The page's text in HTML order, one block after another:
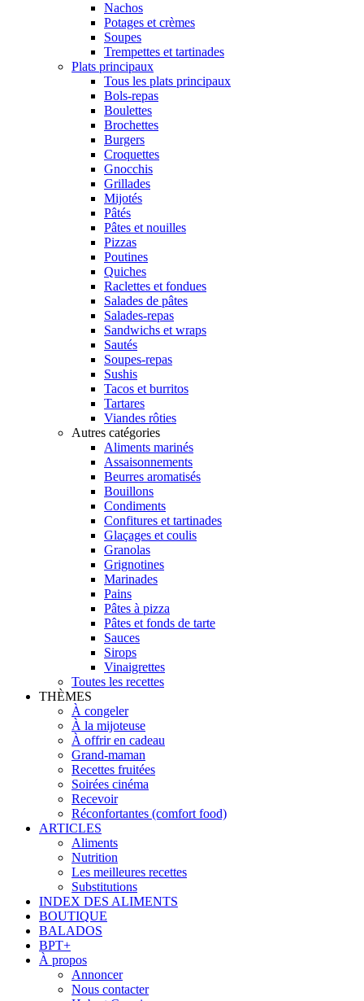
Nachos
Potages et crèmes
Soupes
Trempettes et tartinades
Plats principaux
Tous les plats principaux
Bols-repas
Boulettes
Brochettes
Burgers
Croquettes
Gnocchis
Grillades
Mijotés
Pâtés
Pâtes et nouilles
Pizzas
Poutines
Quiches
Raclettes et fondues
Salades de pâtes
Salades-repas
Sandwichs et wraps
Sautés
Soupes-repas
Sushis
Tacos et burritos
Tartares
Viandes rôties
Autres catégories
Aliments marinés
Assaisonnements
Beurres aromatisés
Bouillons
Condiments
Confitures et tartinades
Glaçages et coulis
Granolas
Grignotines
Marinades
Pains
Pâtes à pizza
Pâtes et fonds de tarte
Sauces
Sirops
Vinaigrettes
Toutes les recettes
THÈMES
À congeler
À la mijoteuse
À offrir en cadeau
Grand-maman
Recettes fruitées
Soirées cinéma
Recevoir
Réconfortantes (comfort food)
ARTICLES
Aliments
Nutrition
Les meilleures recettes
Substitutions
INDEX DES ALIMENTS
BOUTIQUE
BALADOS
BPT+
À propos
Annoncer
Nous contacter